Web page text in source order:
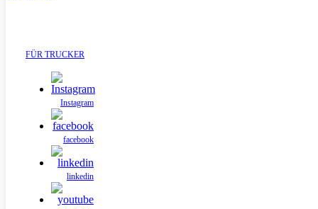
FÜR TRUCKER
Instagram
facebook
linkedin